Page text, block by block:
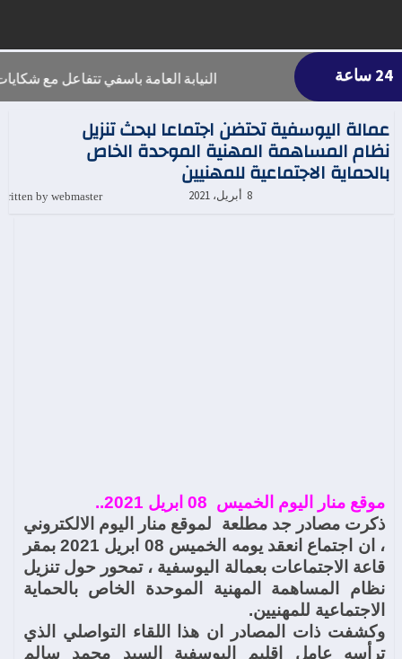
24 ساعة النيابة العامة باسفي تتفاعل مع
عمالة اليوسفية تحتضن اجتماعا لبحث تنزيل
نظام المساهمة المهنية الموحدة الخاص
بالحماية الاجتماعية للمهنيين
8 أبريل، 2021 by webmaster
موقع منار اليوم الخميس 08 ابريل 2021..
ذكرت مصادر جد مطلعة لموقع منار اليوم الالكتروني
، ان اجتماع انعقد يومه الخميس 08 ابريل 2021 بمقر
قاعة الاجتماعات بعمالة اليوسفية ، تمحور حول تنزيل
نظام المساهمة المهنية الموحدة الخاص بالحماية
الاجتماعية للمهنيين.
وكشفت ذات المصادر ان هذا اللقاء التواصلي الذي
ترأسه عامل اقليم اليوسفية السيد محمد سالم